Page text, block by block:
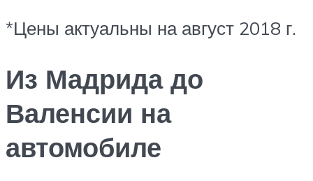
*Цены актуальны на август 2018 г.
Из Мадрида до
Валенсии на
автомобиле